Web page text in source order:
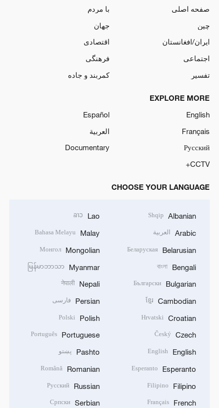
صفحه اصلی
با مردم
چین
جهان
ایران/افغانستان
اقتصادی
اجتماعی
فرهنگی
تفسیر
کمربند و جاده
EXPLORE MORE
English
Español
Français
العربية
Русский
Documentary
CCTV+
CHOOSE YOUR LANGUAGE
Albanian
Shqip
Arabic العربية
Belarusian
Беларуская
Bengali
বাংলা
Bulgarian
Български
Cambodian
ខ្មែរ
Croatian
Hrvatski
Czech
Český
English
English
Esperanto
Esperanto
Filipino
Filipino
French
Français
Lao
ລາວ
Malay
Bahasa Melayu
Mongolian
Монгол
Myanmar
မြန်မာဘာသာ
Nepali
नेपाली
Persian فارسی
Polish
Polski
Portuguese
Português
Pashto پښتو
Romanian
Română
Russian
Русский
Serbian
Српски